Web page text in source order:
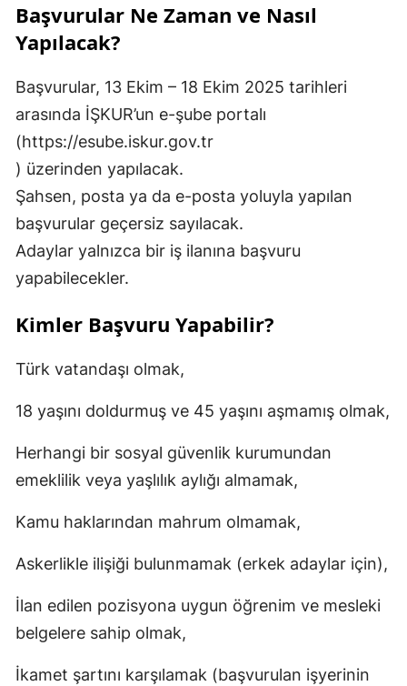
Başvurular Ne Zaman ve Nasıl
Yapılacak?
Başvurular, 13 Ekim – 18 Ekim 2025 tarihleri
arasında İŞKUR’un e-şube portalı
(https://esube.iskur.gov.tr
) üzerinden yapılacak.
Şahsen, posta ya da e-posta yoluyla yapılan
başvurular geçersiz sayılacak.
Adaylar yalnızca bir iş ilanına başvuru
yapabilecekler.
Kimler Başvuru Yapabilir?
Türk vatandaşı olmak,
18 yaşını doldurmuş ve 45 yaşını aşmamış olmak,
Herhangi bir sosyal güvenlik kurumundan
emeklilik veya yaşlılık aylığı almamak,
Kamu haklarından mahrum olmamak,
Askerlikle ilişiği bulunmamak (erkek adaylar için),
İlan edilen pozisyona uygun öğrenim ve mesleki
belgelere sahip olmak,
İkamet şartını karşılamak (başvurulan işyerinin